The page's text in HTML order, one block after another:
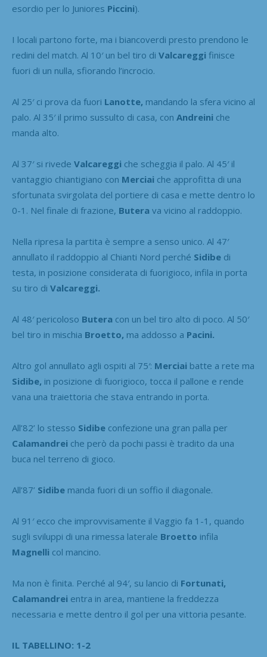
esordio per lo Juniores Piccini).
I locali partono forte, ma i biancoverdi presto prendono le
redini del match. Al 10′ un bel tiro di Valcareggi finisce
fuori di un nulla, sfiorando l’incrocio.
Al 25′ ci prova da fuori Lanotte, mandando la sfera vicino al
palo. Al 35′ il primo sussulto di casa, con Andreini che
manda alto.
Al 37′ si rivede Valcareggi che scheggia il palo. Al 45′ il
vantaggio chiantigiano con Merciai che approfitta di una
sfortunata svirgolata del portiere di casa e mette dentro lo
0-1. Nel finale di frazione, Butera va vicino al raddoppio.
Nella ripresa la partita è sempre a senso unico. Al 47′
annullato il raddoppio al Chianti Nord perché Sidibe di
testa, in posizione considerata di fuorigioco, infila in porta
su tiro di Valcareggi.
Al 48′ pericoloso Butera con un bel tiro alto di poco. Al 50′
bel tiro in mischia Broetto, ma addosso a Pacini.
Altro gol annullato agli ospiti al 75′: Merciai batte a rete ma
Sidibe, in posizione di fuorigioco, tocca il pallone e rende
vana una traiettoria che stava entrando in porta.
All’82’ lo stesso Sidibe confezione una gran palla per
Calamandrei che però da pochi passi è tradito da una
buca nel terreno di gioco.
All’87’ Sidibe manda fuori di un soffio il diagonale.
Al 91′ ecco che improvvisamente il Vaggio fa 1-1, quando
sugli sviluppi di una rimessa laterale Broetto infila
Magnelli col mancino.
Ma non è finita. Perché al 94′, su lancio di Fortunati,
Calamandrei entra in area, mantiene la freddezza
necessaria e mette dentro il gol per una vittoria pesante.
IL TABELLINO: 1-2